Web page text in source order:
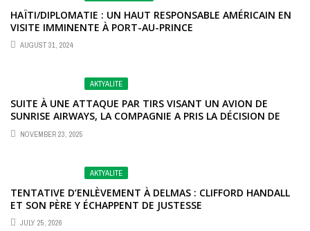
HAÏTI/DIPLOMATIE : UN HAUT RESPONSABLE AMÉRICAIN EN
VISITE IMMINENTE À PORT-AU-PRINCE
AUGUST 31, 2024
AKTYALITE
SUITE À UNE ATTAQUE PAR TIRS VISANT UN AVION DE
SUNRISE AIRWAYS, LA COMPAGNIE A PRIS LA DÉCISION DE
SUSPENDRE TOUS SES VOLS VERS PORT-AU-PRINCE
NOVEMBER 23, 2025
AKTYALITE
TENTATIVE D’ENLÈVEMENT À DELMAS : CLIFFORD HANDALL
ET SON PÈRE Y ÉCHAPPENT DE JUSTESSE
JULY 25, 2026